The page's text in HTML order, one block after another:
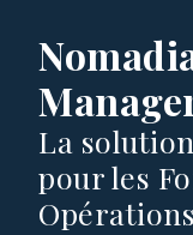
La
pour les